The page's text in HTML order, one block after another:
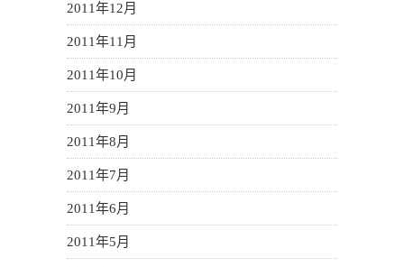
2011年12月
2011年11月
2011年10月
2011年9月
2011年8月
2011年7月
2011年6月
2011年5月